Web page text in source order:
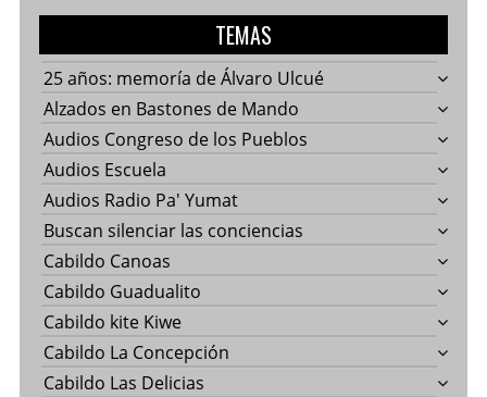
TEMAS
25 años: memoría de Álvaro Ulcué
Alzados en Bastones de Mando
Audios Congreso de los Pueblos
Audios Escuela
Audios Radio Pa' Yumat
Buscan silenciar las conciencias
Cabildo Canoas
Cabildo Guadualito
Cabildo kite Kiwe
Cabildo La Concepción
Cabildo Las Delicias